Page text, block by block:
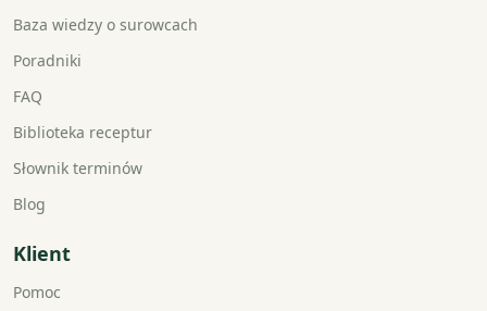
Baza wiedzy o surowcach
Poradniki
FAQ
Biblioteka receptur
Słownik terminów
Blog
Klient
Pomoc